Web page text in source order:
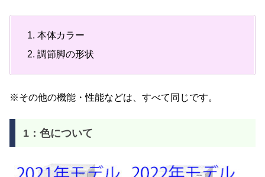
本体カラー
調節脚の形状
※その他の機能・性能などは、すべて同じです。
1：色について